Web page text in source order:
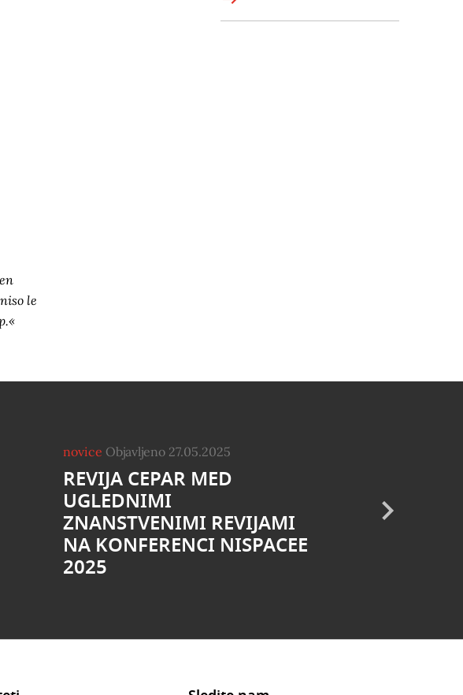
le
novice Objavljeno 27.05.2025
REVIJA CEPAR MED
UGLEDNIMI
ZNANSTVENIMI REVIJAMI
NA KONFERENCI NISPACEE
2025